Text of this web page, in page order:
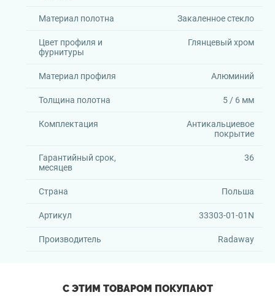
Материал полотна Закаленное стекло
Цвет профиля и
фурнитуры
Глянцевый хром
Материал профиля Алюминий
Толщина полотна 5 / 6 мм
Комплектация
Антикальциевое
покрытие
Гарантийный срок,
месяцев
36
Страна Польша
Артикул 33303-01-01N
Производитель Radaway
С ЭТИМ ТОВАРОМ ПОКУПАЮТ